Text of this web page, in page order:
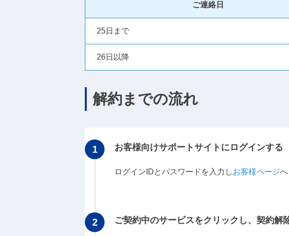
ご連絡日
25日まで
26日以降
解約までの流れ
お客様向けサポートサイトにログインする
ログインIDとパスワードを入力しお客様ページ
ご契約中のサービスをクリックし、契約解